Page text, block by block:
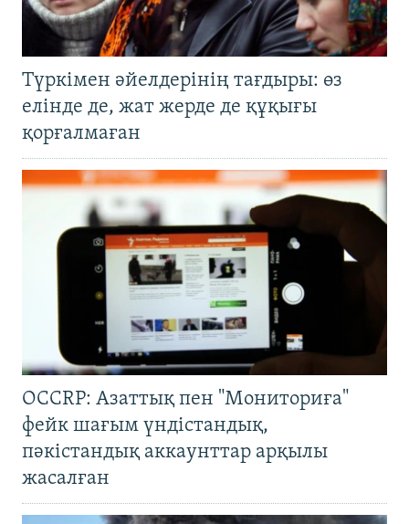
Түркімен әйелдерінің тағдыры: өз
елінде де, жат жерде де құқығы
қорғалмаған
OCCRP: Азаттық пен "Мониториға"
фейк шағым үндістандық,
пәкістандық аккаунттар арқылы
жасалған